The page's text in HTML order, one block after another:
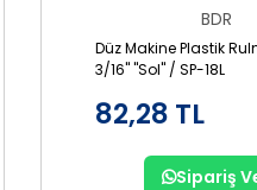
BDR
Düz Makine Plastik
3/16" "Sol" / SP-18L
82,28 TL
Sipariş